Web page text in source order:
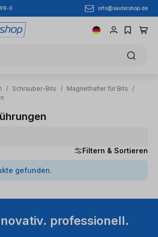
0 info@sautershop.de
/ Schrauber-Bits / Magnethalter für Bits
/
Filtern & Sortieren
gefunden.
professionell.